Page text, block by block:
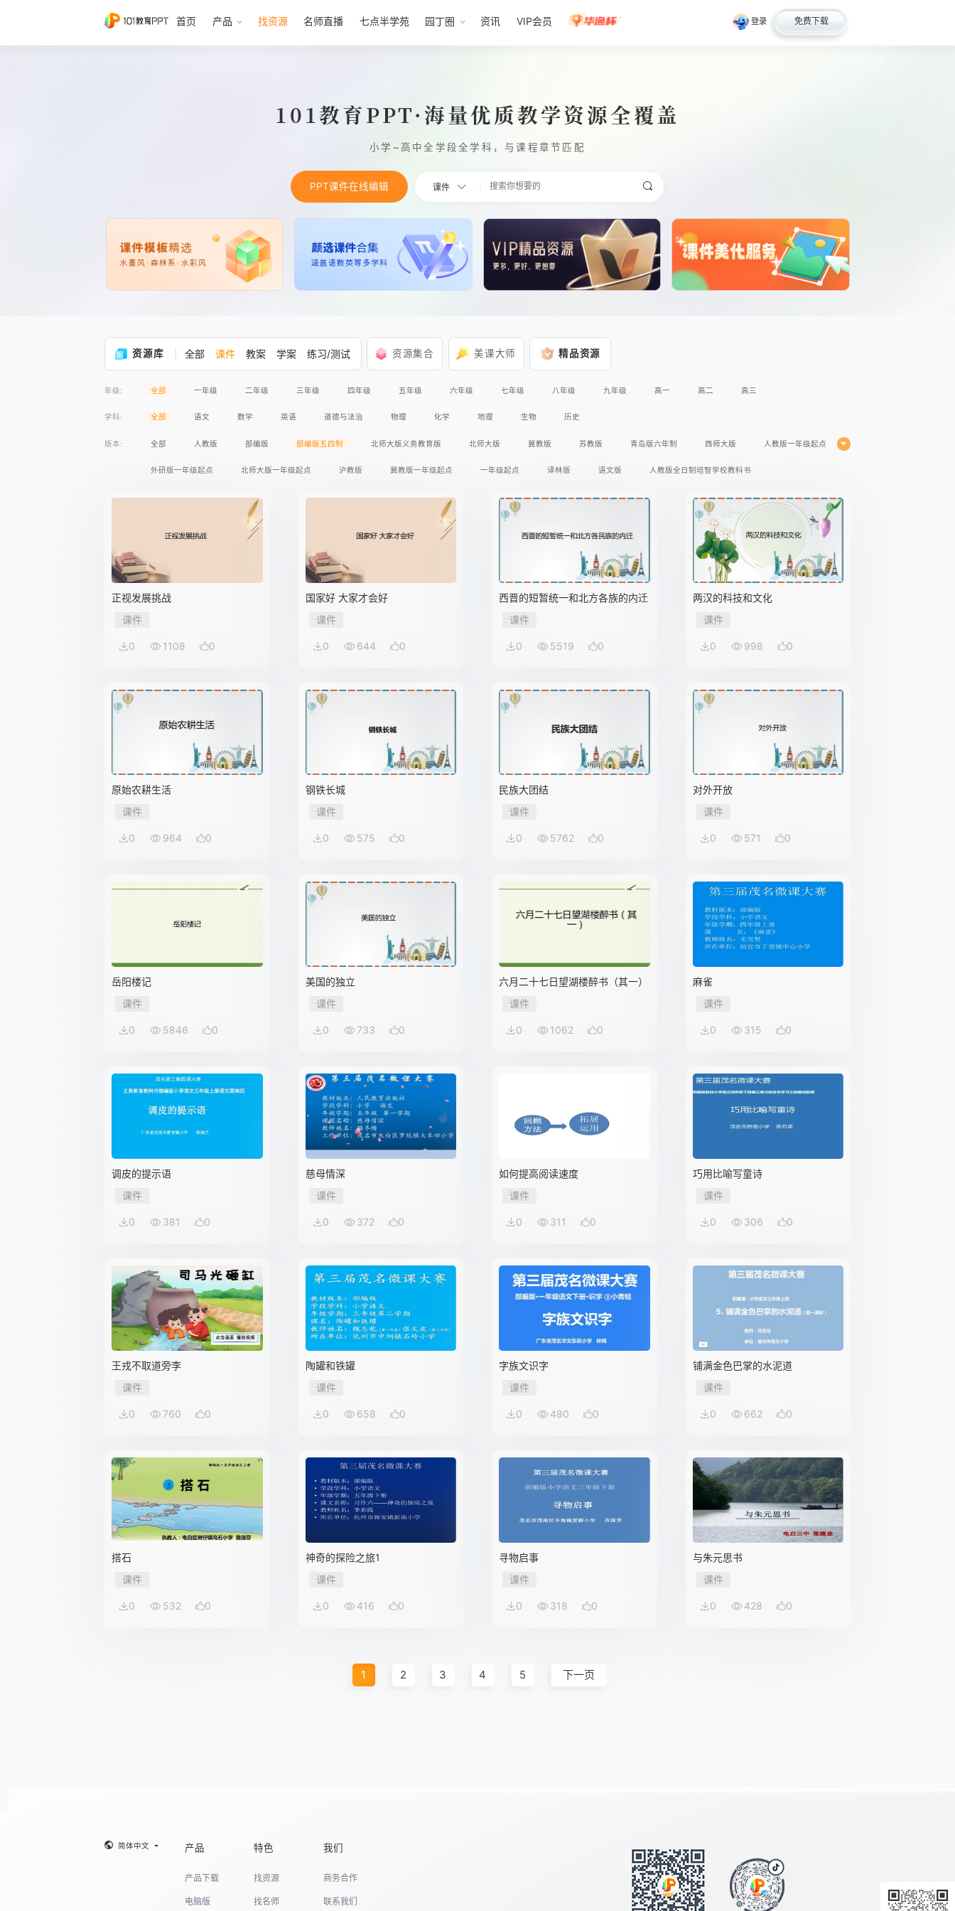
首页 产品 找资源 名师直播 七点半学苑 园丁圈 资讯 VIP会员 登录 免费下载
101教育PPT·海量优质教学资源全覆盖
小学~高中全学段全学科，与课程章节匹配
PPT课件在线编辑 课件
资源库 全部 课件 教案 学案 练习/测试 资源集合 美课大师 精品资源
年级: 全部 一年级 二年级 三年级 四年级 五年级 六年级 七年级 八年级 九年级 高一 高二 高三
学科: 全部 语文 数学 英语 道德与法治 物理 化学 地理 生物 历史
版本: 全部 人教版 部编版 部编版五四制 北师大版义务教育版 北师大版 冀教版 苏教版 青岛版六年制 西师大版 人教版一年级起点
外研版一年级起点 北师大版一年级起点 沪教版 冀教版一年级起点 一年级起点 译林版 语文版 人教版全日制培智学校教科书
苏教版义务教育版 语文版义务教育版 冀人版义务教育版 人教版三年级起点 冀教版三年级起点 外研版三年级起点 闽教版三年级起点
湘教版 冀少版 华师大版 仁爱版
人教版全日制聋校实验教材 人教版2017课标 湘教版2017课标
苏教版2017课标 人教版A版2017课标 教科版2017课标 粤教版2017课标 外研版2017课标 外研版
高等教育出版社
正视发展挑战
课件
0 1108 0
国家好 大家才会好
课件
0 644 0
西晋的短暂统一和北方各族的内迁
课件
0 5519 0
两汉的科技和文化
课件
0 998 0
原始农耕生活
课件
0 964 0
钢铁长城
课件
0 575 0
民族大团结
课件
0 5762 0
对外开放
课件
0 571 0
岳阳楼记
课件
0 5846 0
美国的独立
课件
0 733 0
六月二十七日望湖楼醉书（其一）
课件
0 1062 0
麻雀
课件
0 315 0
调皮的提示语
课件
0 381 0
慈母情深
课件
0 372 0
如何提高阅读速度
课件
0 311 0
巧用比喻写童诗
课件
0 306 0
王戎不取道旁李
课件
0 760 0
陶罐和铁罐
课件
0 658 0
字族文识字
课件
0 480 0
铺满金色巴掌的水泥道
课件
0 662 0
搭石
课件
0 532 0
神奇的探险之旅1
课件
0 416 0
寻物启事
课件
0 318 0
与朱元思书
课件
0 428 0
1 2 3 4 5 下一页
简体中文 产品
产品下载
电脑版
特色
找资源
找名师
我们
商务合作
联系我们